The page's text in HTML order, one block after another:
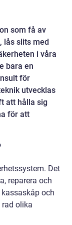
som få av
lås slits med
i våra
bara en
för
utvecklas
att hålla sig
för att
Det
reparera och
och
rad olika